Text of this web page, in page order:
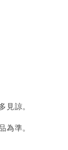
見諒。
為準。